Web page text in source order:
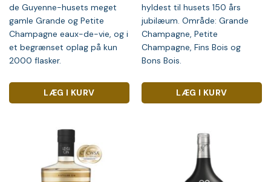
de Guyenne-husets meget
gamle Grande og Petite
Champagne eaux-de-vie, og i
et begrænset oplag på kun
2000 flasker.
LÆG I KURV
hyldest til husets 150 års
jubilæum. Område: Grande
Champagne, Petite
Champagne, Fins Bois og
Bons Bois.
LÆG I KURV